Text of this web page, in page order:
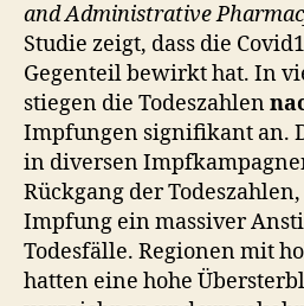
and Administrative
Studie zeigt, dass die
Gegenteil bewirkt hat. In
stiegen die Todeszahlen
Impfungen signifikant an.
in diversen
Rückgang der
Impfung ein massiver
Todesfälle. Regionen mit
hatten eine hohe